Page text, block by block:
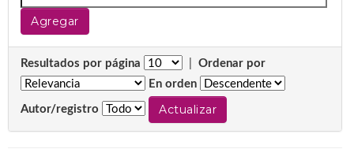
Resultados por página
Ordenar por
En orden
Autor/registro